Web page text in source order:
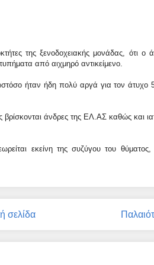
της ξενοδοχειακής μονάδας, ότι ο
από αιχμηρό αντικείμενο.
ήταν ήδη πολύ αργά για τον άτυχο
άνδρες της ΕΛ.ΑΣ καθώς και
εκείνη της συζύγου του
σελίδα